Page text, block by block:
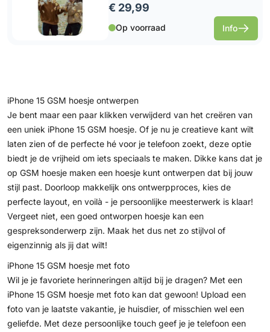
€ 29,99
Op voorraad Info
iPhone 15 GSM hoesje ontwerpen
Je bent maar een paar klikken verwijderd van het creëren van
een uniek iPhone 15 GSM hoesje. Of je nu je creatieve kant wilt
laten zien of de perfecte hé voor je telefoon zoekt, deze optie
biedt je de vrijheid om iets speciaals te maken. Dikke kans dat je
op GSM hoesje maken een hoesje kunt ontwerpen dat bij jouw
stijl past. Doorloop makkelijk ons ontwerpproces, kies de
perfecte layout, en voilà - je persoonlijke meesterwerk is klaar!
Vergeet niet, een goed ontworpen hoesje kan een
gespreksonderwerp zijn. Maak het dus net zo stijlvol of
eigenzinnig als jij dat wilt!
iPhone 15 GSM hoesje met foto
Wil je je favoriete herinneringen altijd bij je dragen? Met een
iPhone 15 GSM hoesje met foto kan dat gewoon! Upload een
foto van je laatste vakantie, je huisdier, of misschien wel een
geliefde. Met deze persoonlijke touch geef je je telefoon een